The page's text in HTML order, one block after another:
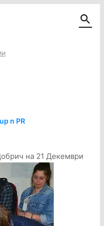
n PR
на 21 Декември